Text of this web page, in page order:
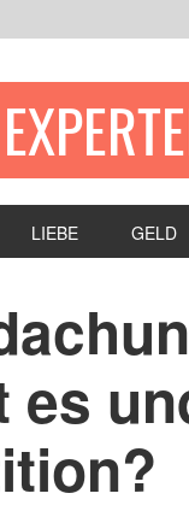
LIEBE GELD
es